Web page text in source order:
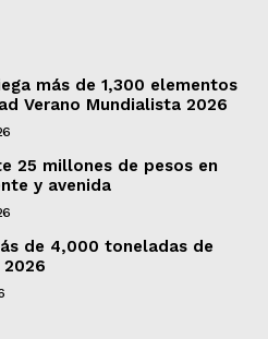
más de 1,300 elementos
Verano Mundialista 2026
25 millones de pesos en
y avenida
de 4,000 toneladas de